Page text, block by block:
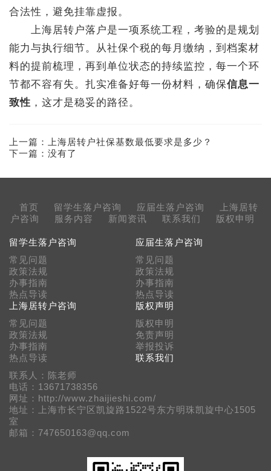
合法性，避免挂靠虚报。
上海居转户落户是一项系统工程，考验的是规划
能力与执行细节。从社保个税的每月缴纳，到档案材
料的提前梳理，再到单位状态的持续监控，每一个环
节都不容有失。扎实准备好每一份材料，确保信息一
致性 ，这才是稳妥的路径。
上一篇：
上海居转户社保基数最低要求是多少？
下一篇：没有了
首页 留学生落户咨询 应届生落户咨询
上海居转
户咨询
服务内容 新闻资讯 联系我们 版权申明
留学生落户咨询
常见问题
政策法规
办事指南
热点导读
应届生落户咨询
常见问题
政策法规
办事指南
热点导读
上海居转户咨询
常见问题
政策法规
办事指南
热点导读
版权声明
版权申明
免责声明
举报投诉
联系我们
联系人：陈老师
电话：13671738356
网址：http://www.zhaijieshi.com/
地址：上海市长宁区凯旋路1522号东方明珠凯旋中心1505
室
邮箱：747650163@qq.com